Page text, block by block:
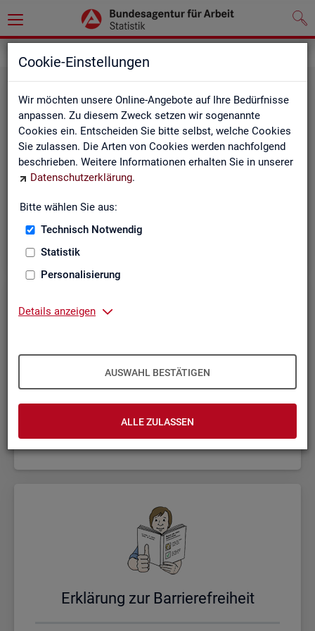
Cookie-Einstellungen
Wir möchten unsere Online-Angebote auf Ihre Bedürfnisse
anpassen. Zu diesem Zweck setzen wir sogenannte
Cookies ein. Entscheiden Sie bitte selbst, welche Cookies
Sie zulassen. Die Arten von Cookies werden nachfolgend
beschrieben. Weitere Informationen erhalten Sie in unserer
Datenschutzerklärung.
Bitte wählen Sie aus:
Technisch Notwendig
Statistik
Personalisierung
Details anzeigen
AUSWAHL BESTÄTIGEN
ALLE ZULASSEN
Er­klä­rung zur Bar­rie­re­frei­heit